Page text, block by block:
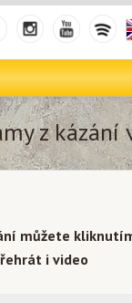
z
můžete
i video